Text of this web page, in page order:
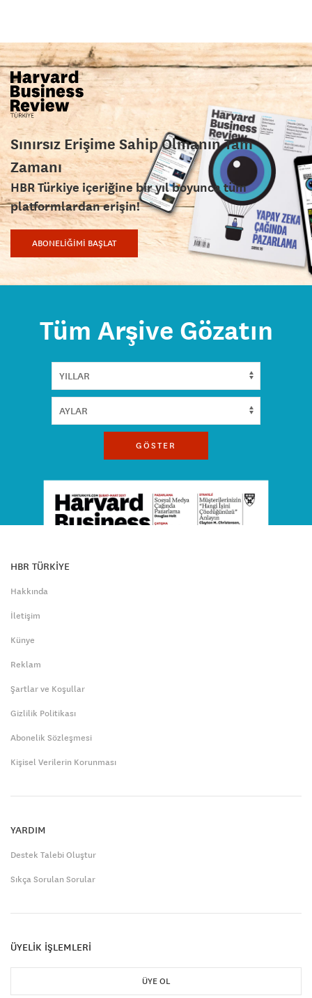
Sınırsız Erişime Sahip Olmanın Tam
Zamanı
HBR Türkiye içeriğine bir yıl boyunca tüm
platformlardan erişin!
ABONELİĞİMİ BAŞLAT
Tüm Arşive Gözatın
GÖSTER
HBR TÜRKİYE
Hakkında
İletişim
Künye
Reklam
Şartlar ve Koşullar
Gizlilik Politikası
Abonelik Sözleşmesi
Kişisel Verilerin Korunması
YARDIM
Destek Talebi Oluştur
Sıkça Sorulan Sorular
ÜYELİK İŞLEMLERİ
ÜYE OL